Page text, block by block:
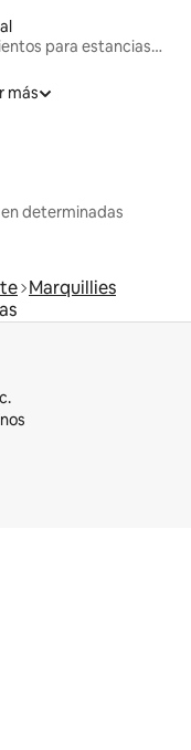
Alojamientos para estancias largas
más
determinadas
Marquillies